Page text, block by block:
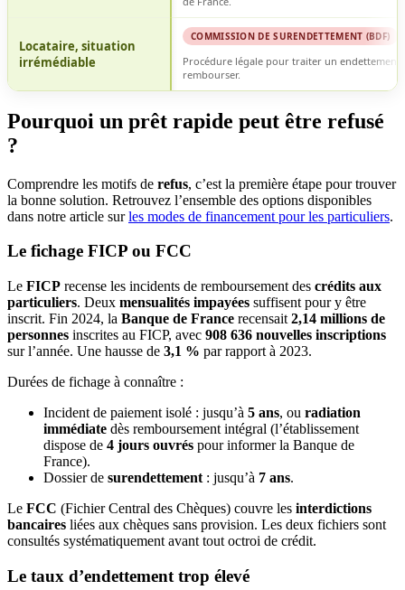
Locataire, situation
irrémédiable
COMMISSION DE SURENDETTEMENT (BDF)
Procédure légale pour traiter un endettement
rembourser.
Pourquoi un prêt rapide peut être refusé
?
Comprendre les motifs de refus, c’est la première étape pour trouver
la bonne solution. Retrouvez l’ensemble des options disponibles
dans notre article surles modes de financement pour les particuliers.
Le fichage FICP ou FCC
Le FICP recense les incidents de remboursement des crédits aux
particuliers. Deux mensualités impayées suffisent pour y être
inscrit. Fin 2024, la Banque de France recensait 2,14 millions de
personnes inscrites au FICP, avec 908 636 nouvelles inscriptions
sur l’année. Une hausse de 3,1 % par rapport à 2023.
Durées de fichage à connaître :
Incident de paiement isolé : jusqu’à 5 ans, ou radiation
immédiate dès remboursement intégral (l’établissement
dispose de 4 jours ouvrés pour informer la Banque de
France).
Dossier de surendettement : jusqu’à 7 ans.
Le FCC (Fichier Central des Chèques) couvre les interdictions
bancaires liées aux chèques sans provision. Les deux fichiers sont
consultés systématiquement avant tout octroi de crédit.
Le taux d’endettement trop élevé